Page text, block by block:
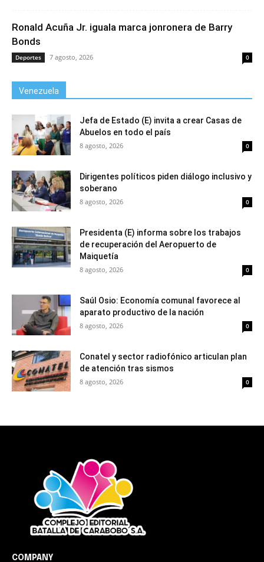
Ronald Acuña Jr. iguala marca jonronera de Barry
Bonds
Deportes 7 agosto, 2026 0
Venezuela
Jefa de Estado (E) invita a crear Casas de
Abuelos en todo el país
8 agosto, 2026 0
Dirigentes políticos piden diálogo inclusivo y
soberano
8 agosto, 2026 0
Presidenta (E) informa sobre los trabajos
de recuperación del Aeropuerto de
Maiquetía
8 agosto, 2026 0
Saúl Osio: Economía comunal favorece al
aparato productivo de la nación
8 agosto, 2026 0
Conatel y sector radiofónico articulan plan
de atención tras sismos
8 agosto, 2026 0
COMPANY